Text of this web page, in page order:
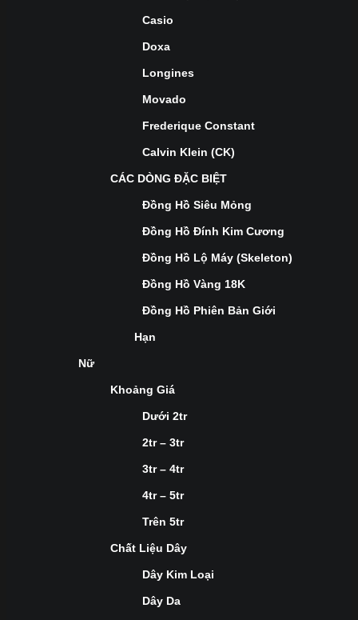
Casio
Doxa
Longines
Movado
Frederique Constant
Calvin Klein (CK)
CÁC DÒNG ĐẶC BIỆT
Đồng Hồ Siêu Mỏng
Đồng Hồ Đính Kim Cương
Đồng Hồ Lộ Máy (Skeleton)
Đồng Hồ Vàng 18K
Đồng Hồ Phiên Bản Giới
Hạn
Nữ
Khoảng Giá
Dưới 2tr
2tr – 3tr
3tr – 4tr
4tr – 5tr
Trên 5tr
Chất Liệu Dây
Dây Kim Loại
Dây Da